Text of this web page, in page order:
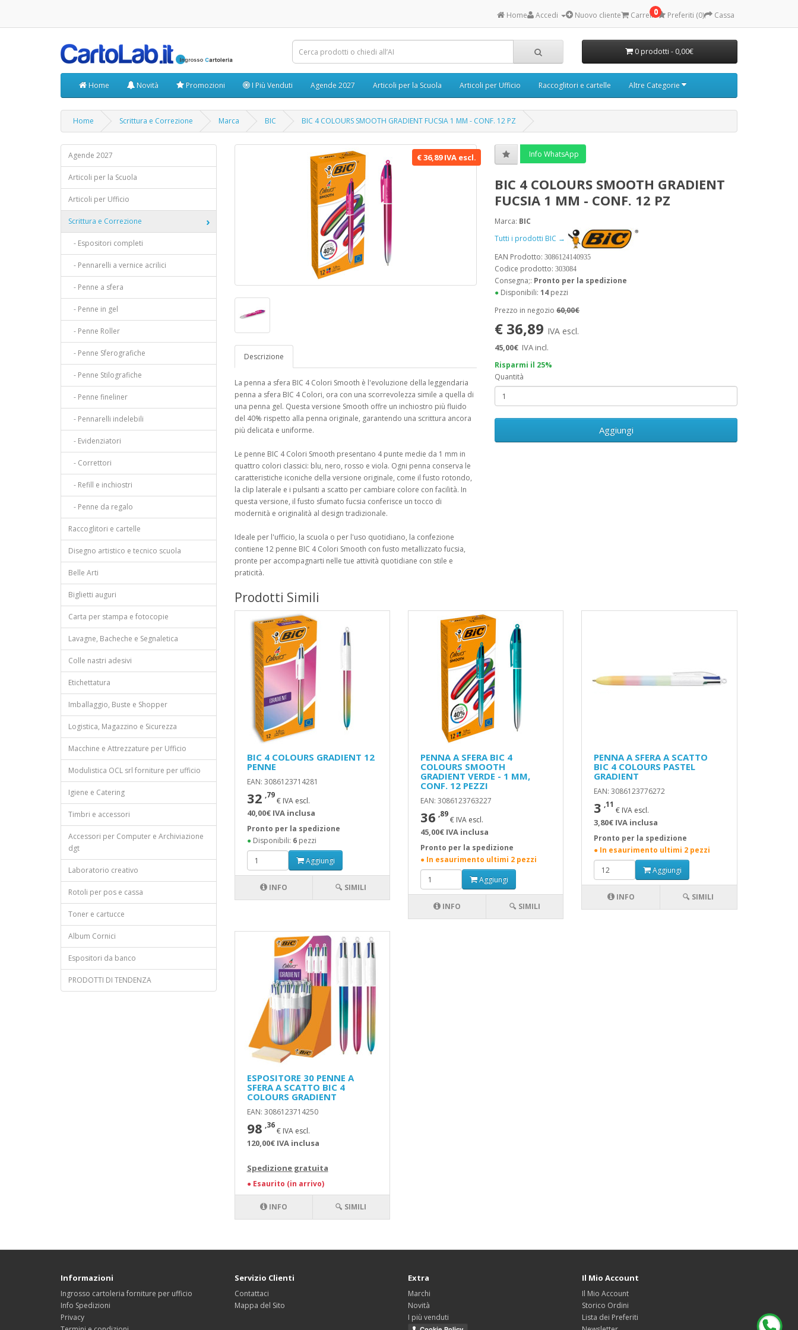
Home Accedi Nuovo cliente 0
Carrello Preferiti (0) Cassa
0 prodotti - 0,00€
Home Novità Promozioni I Più Venduti Agende 2027 Articoli per la Scuola Articoli per Ufficio Raccoglitori e cartelle Altre Categorie
Home Scrittura e Correzione Marca BIC BIC 4 COLOURS SMOOTH GRADIENT FUCSIA 1 MM - CONF. 12 PZ
Agende 2027
Articoli per la Scuola
Articoli per Ufficio
Scrittura e Correzione
- Espositori completi
- Pennarelli a vernice acrilici
- Penne a sfera
- Penne in gel
- Penne Roller
- Penne Sferografiche
- Penne Stilografiche
- Penne fineliner
- Pennarelli indelebili
- Evidenziatori
- Correttori
- Refill e inchiostri
- Penne da regalo
Raccoglitori e cartelle
Disegno artistico e tecnico scuola
Belle Arti
Biglietti auguri
Carta per stampa e fotocopie
Lavagne, Bacheche e Segnaletica
Colle nastri adesivi
Etichettatura
Imballaggio, Buste e Shopper
Logistica, Magazzino e Sicurezza
Macchine e Attrezzature per Ufficio
Modulistica OCL srl forniture per ufficio
Igiene e Catering
Timbri e accessori
Accessori per Computer e Archiviazione
dgt
Laboratorio creativo
Rotoli per pos e cassa
Toner e cartucce
Album Cornici
Espositori da banco
PRODOTTI DI TENDENZA
€ 36,89 IVA escl.
Descrizione
La penna a sfera BIC 4 Colori Smooth è l'evoluzione della leggendaria
penna a sfera BIC 4 Colori, ora con una scorrevolezza simile a quella di
una penna gel. Questa versione Smooth offre un inchiostro più fluido
del 40% rispetto alla penna originale, garantendo una scrittura ancora
più delicata e uniforme.
Le penne BIC 4 Colori Smooth presentano 4 punte medie da 1 mm in
quattro colori classici: blu, nero, rosso e viola. Ogni penna conserva le
caratteristiche iconiche della versione originale, come il fusto rotondo,
la clip laterale e i pulsanti a scatto per cambiare colore con facilità. In
questa versione, il fusto sfumato fucsia conferisce un tocco di
modernità e originalità al design tradizionale.
Ideale per l'ufficio, la scuola o per l'uso quotidiano, la confezione
contiene 12 penne BIC 4 Colori Smooth con fusto metallizzato fucsia,
pronte per accompagnarti nelle tue attività quotidiane con stile e
praticità.
Info WhatsApp
BIC 4 COLOURS SMOOTH GRADIENT
FUCSIA 1 MM - CONF. 12 PZ
Marca: BIC
Tutti i prodotti BIC →
EAN Prodotto:3086124140935
Codice prodotto:303084
Consegna;: Pronto per la spedizione
● Disponibili:14 pezzi
Prezzo in negozio60,00€
€ 36,89 IVA escl.
45,00€ IVA incl.
Risparmi il 25%
Quantità
Aggiungi
Prodotti Simili
BIC 4 COLOURS GRADIENT 12
PENNE
EAN: 3086123714281
32 ,79
€ IVA escl.
40,00€ IVA inclusa
Pronto per la spedizione
●Disponibili: 6pezzi
Aggiungi
INFO 🔍 SIMILI
PENNA A SFERA BIC 4
COLOURS SMOOTH
GRADIENT VERDE - 1 MM,
CONF. 12 PEZZI
EAN: 3086123763227
36 ,89
€ IVA escl.
45,00€ IVA inclusa
Pronto per la spedizione
● In esaurimento ultimi 2 pezzi
Aggiungi
INFO 🔍 SIMILI
PENNA A SFERA A SCATTO
BIC 4 COLOURS PASTEL
GRADIENT
EAN: 3086123776272
3 ,11
€ IVA escl.
3,80€ IVA inclusa
Pronto per la spedizione
● In esaurimento ultimi 2 pezzi
Aggiungi
INFO 🔍 SIMILI
ESPOSITORE 30 PENNE A
SFERA A SCATTO BIC 4
COLOURS GRADIENT
EAN: 3086123714250
98 ,36
€ IVA escl.
120,00€ IVA inclusa
Spedizione gratuita
● Esaurito (in arrivo)
INFO 🔍 SIMILI
Informazioni
Ingrosso cartoleria forniture per ufficio
Info Spedizioni
Privacy
Servizio Clienti
Contattaci
Mappa del Sito
Extra
Marchi
Novità
I più venduti
Il Mio Account
Il Mio Account
Storico Ordini
Lista dei Preferiti